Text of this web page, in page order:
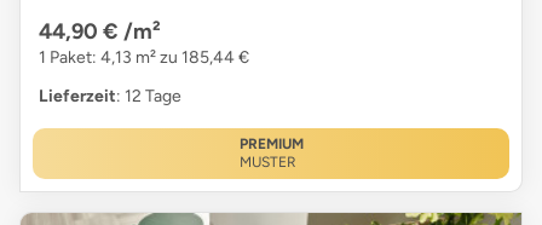
44,90 € /m²
1 Paket: 4,13 m² zu 185,44 €
Lieferzeit: 12 Tage
PREMIUM
MUSTER